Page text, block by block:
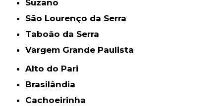
Suzano
São Lourenço da Serra
Taboão da Serra
Vargem Grande Paulista
Alto do Pari
Brasilândia
Cachoeirinha